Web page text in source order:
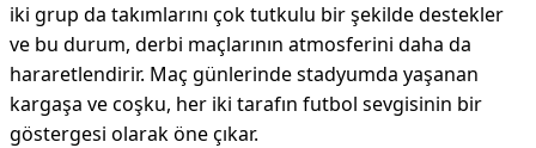
iki grup da takımlarını çok tutkulu bir şekilde destekler
ve bu durum, derbi maçlarının atmosferini daha da
hararetlendirir. Maç günlerinde stadyumda yaşanan
kargaşa ve coşku, her iki tarafın futbol sevgisinin bir
göstergesi olarak öne çıkar.